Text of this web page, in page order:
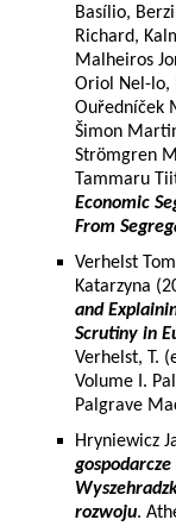
Basílio,
Richard,
Malheiros
Oriol Nel-lo,
Ouředníček
Šimon
Strömgren
Tammaru
Economic
From
Verhelst
Katarzyna
and
Scrutiny in
Verhelst, T.
Volume I.
Palgrave
Hryniewicz
rozwoju.